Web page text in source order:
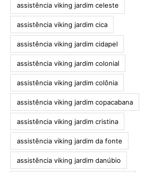
assistência viking jardim celeste
assistência viking jardim cica
assistência viking jardim cidapel
assistência viking jardim colonial
assistência viking jardim colônia
assistência viking jardim copacabana
assistência viking jardim cristina
assistência viking jardim da fonte
assistência viking jardim danúbio